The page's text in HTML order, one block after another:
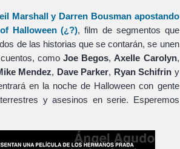
Marshally Darren Bousmanapostando
Halloween(¿?), film de segmentos que
de las historias que se contarán, se unen
cuentos, comoJoe Begos,Axelle Carolyn,
Mendez, Dave Parker, Ryan Schifrin y
en la noche de Halloween con gente
y asesinos en serie. Esperemos